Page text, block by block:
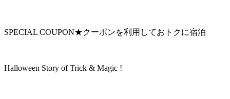
SPECIAL COUPON★クーポンを利用しておトクに宿泊
Halloween Story of Trick & Magic !